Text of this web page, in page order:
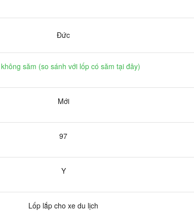
Đức
săm (so sánh với lốp có săm tại đây)
Mới
97
Y
Lốp lắp cho xe du lịch